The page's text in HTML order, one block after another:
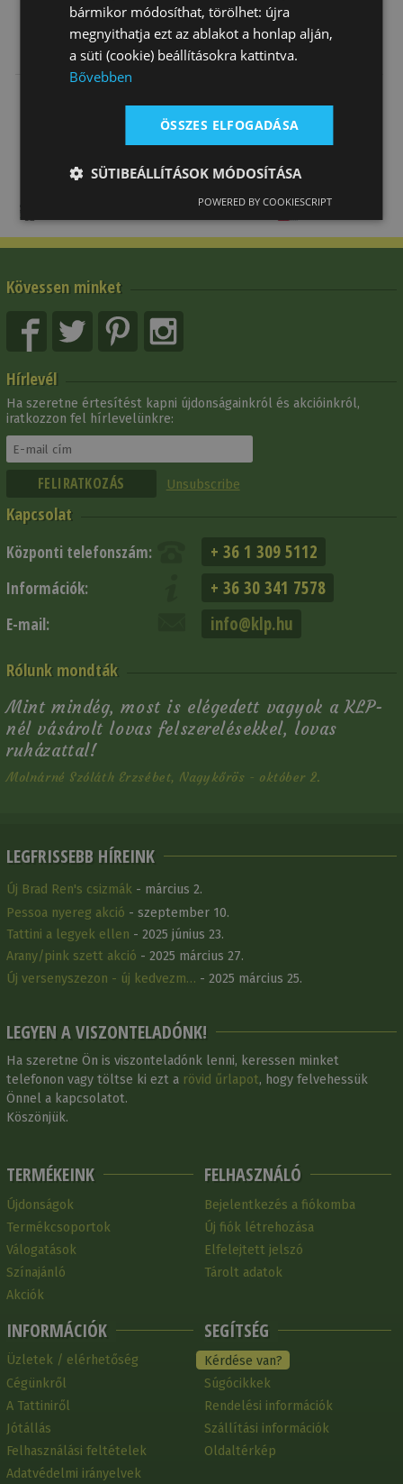
Lovaglócsizma
Fűzős Sima Bőr
Tattini Bo…
Csizma Thermo
Loesdau
Csizma
Western Brad
Barna
Ft helyett
Kövessen minket
Hírlevél
Ha szeretne értesítést kapni újdonságainkról és akcióinkról,
iratkozzon fel hírlevelünkre:
Unsubscribe
Kapcsolat
Központi telefonszám: + 36 1 309 5112
Információk: + 36 30 341 7578
E-mail: info@klp.hu
Rólunk mondták
Mint mindég, most is elégedett vagyok a KLP-
nél vásárolt lovas felszerelésekkel, lovas
ruházattal!
Molnárné Szóláth Erzsébet, Nagykőrös - október 2.
LEGFRISSEBB HÍREINK
Új Brad Ren's csizmák - március 2.
Pessoa nyereg akció - szeptember 10.
Tattini a legyek ellen - 2025 június 23.
Arany/pink szett akció - 2025 március 27.
Új versenyszezon - új kedvezm… - 2025 március 25.
LEGYEN A VISZONTELADÓNK!
Ha szeretne Ön is viszonteladónk lenni, keressen minket
telefonon vagy töltse ki ezt a rövid űrlapot, hogy felvehessük
Önnel a kapcsolatot.
Köszönjük.
TERMÉKEINK
Újdonságok
Termékcsoportok
Válogatások
Színajánló
Akciók
INFORMÁCIÓK
Üzletek / elérhetőség
Cégünkről
A Tattiniről
Jótállás
Felhasználási feltételek
Adatvédelmi irányelvek
FELHASZNÁLÓ
Bejelentkezés a fiókomba
Új fiók létrehozása
Elfelejtett jelszó
Tárolt adatok
SEGÍTSÉG
Kérdése van?
Súgócikkek
Rendelési információk
Szállítási információk
Oldaltérkép
bármikor módosíthat, törölhet: újra
megnyithatja ezt az ablakot a honlap alján,
a süti (cookie) beállításokra kattintva.
Bővebben
ÖSSZES ELFOGADÁSA
SÜTIBEÁLLÍTÁSOK MÓDOSÍTÁSA
POWERED BY COOKIESCRIPT